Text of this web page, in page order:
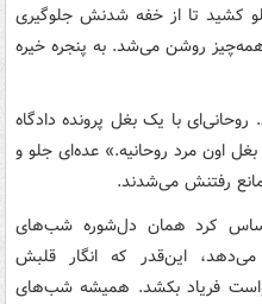
کشید تا از خفه شدنش جلوگیری
روشن می‌شد. به پنجره خیره
با یک بغل پرونده دادگاه
اون مرد روحانیه.» عده‌ای جلو و
رفتنش می‌شدند.
کرد همان دل‌شوره شب‌های
این‌قدر که انگار قلبش
فریاد بکشد. همیشه شب‌های